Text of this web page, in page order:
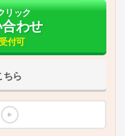
ちら
リック
わせ
付可